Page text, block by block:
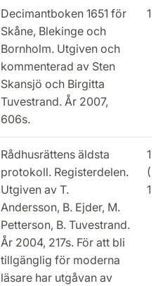
Decimantboken 1651 för
Skåne, Blekinge och
Bornholm. Utgiven och
kommenterad av Sten
Skansjö och Birgitta
Tuvestrand. År 2007,
606s.
Rådhusrättens äldsta
protokoll. Registerdelen.
Utgiven av T.
Andersson, B. Ejder, M.
Petterson, B. Tuvestrand.
År 2004, 217s. För att bli
tillgänglig för moderna
läsare har utgåvan av